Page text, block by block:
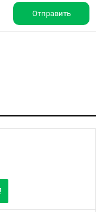
Отправить